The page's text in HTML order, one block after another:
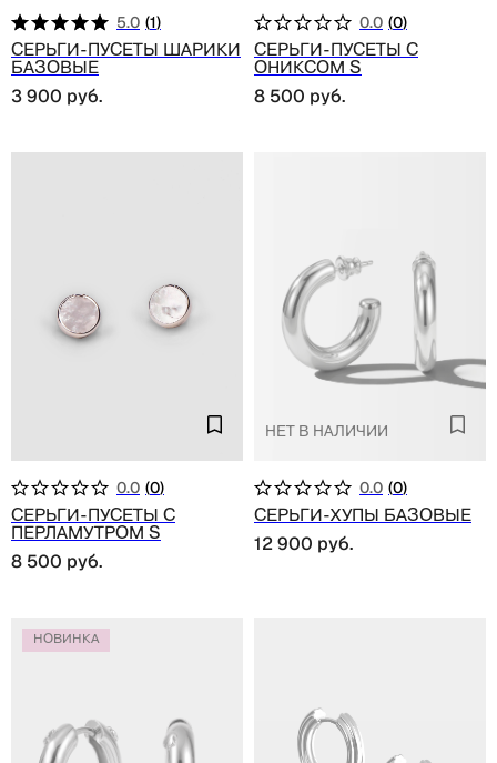
5.0 (1)
Серьги-пусеты шарики
базовые
3 900 руб.
0.0 (0)
Серьги-пусеты с
ониксом S
8 500 руб.
0.0 (0)
Серьги-пусеты с
перламутром S
8 500 руб.
Нет в наличии
0.0 (0)
Серьги-хупы базовые
12 900 руб.
НОВИНКА